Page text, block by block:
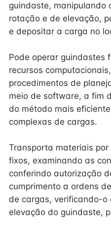
guindaste, manipulando
rotação e de elevação,
e depositar a carga no
Pode operar guindastes
recursos
procedimentos de
meio de software, a fim
do método mais
complexas de cargas.
Transporta materiais
fixos, examinando as
conferindo autorização
cumprimento a ordens
de cargas, verificando-
elevação do guindaste,